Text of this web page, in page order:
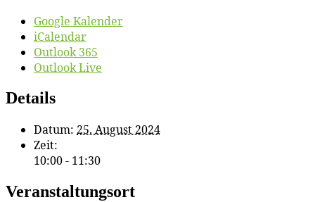
Google Kalender
iCalendar
Outlook 365
Outlook Live
Details
Datum: 25. August 2024
Zeit:
10:00 - 11:30
Veranstaltungsort